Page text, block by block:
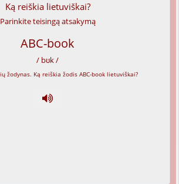
Ką reiškia lietuviškai?
Parinkite teisingą atsakymą
ABC-book
/ bʊk /